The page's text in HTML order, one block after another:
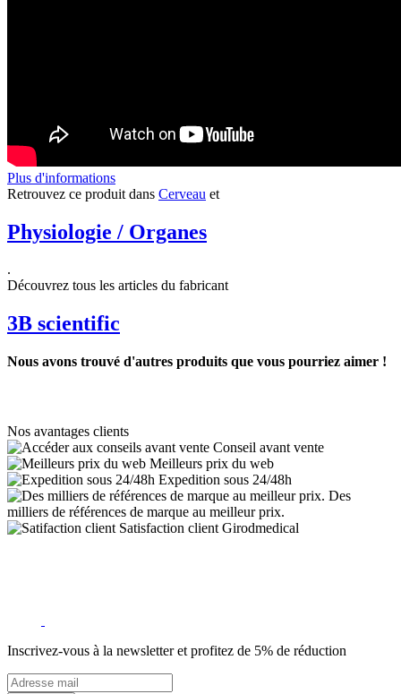
Plus d'informations
Retrouvez ce produit dans Cerveau et
Physiologie / Organes
.
Découvrez tous les articles du fabricant
3B scientific
Nous avons trouvé d'autres produits que vous pourriez aimer !
Nos avantages clients
Conseil avant vente
Meilleurs prix du web
Expedition sous 24/48h
Des
milliers de références de marque au meilleur prix.
Satisfaction client Girodmedical
Inscrivez-vous à la newsletter et profitez de 5% de réduction